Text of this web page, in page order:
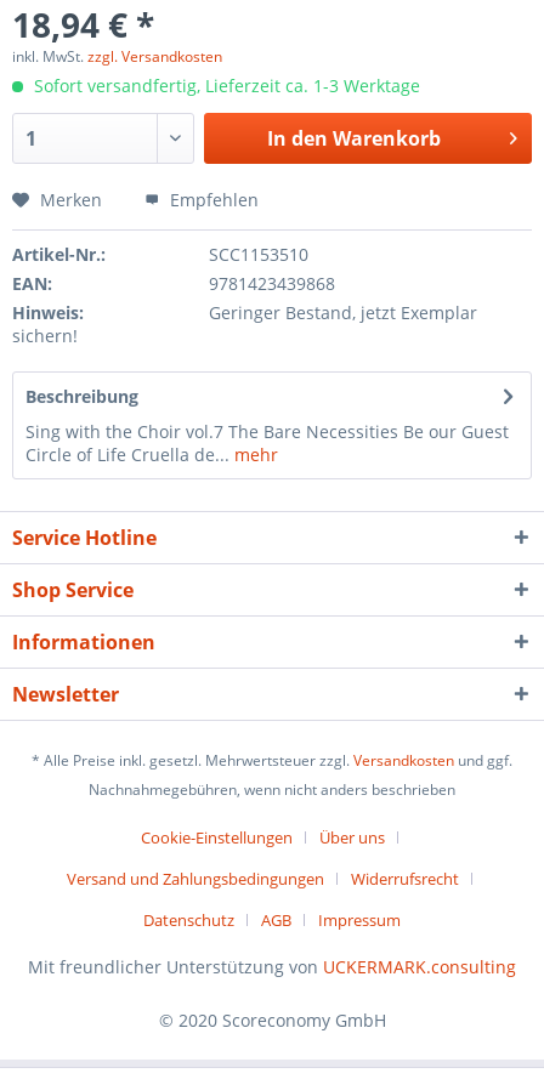
18,94 € *
inkl. MwSt.zzgl. Versandkosten
Sofort versandfertig, Lieferzeit ca. 1-3 Werktage
In den Warenkorb
Merken Empfehlen
Artikel-Nr.:
SCC1153510
EAN:
9781423439868
Hinweis:
Geringer Bestand, jetzt Exemplar
sichern!
Beschreibung
Sing with the Choir vol.7 The Bare Necessities Be our Guest
Circle of Life Cruella de... mehr
Service Hotline
Shop Service
Informationen
Newsletter
* Alle Preise inkl. gesetzl. Mehrwertsteuer zzgl.Versandkosten und ggf.
Nachnahmegebühren, wenn nicht anders beschrieben
Cookie-Einstellungen
Über uns
Versand und Zahlungsbedingungen
Widerrufsrecht
Datenschutz
AGB Impressum
Mit freundlicher Unterstützung von UCKERMARK.consulting
© 2020 Scoreconomy GmbH